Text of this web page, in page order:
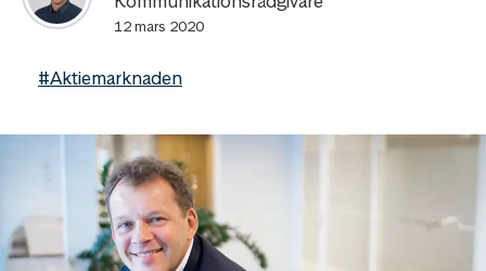
12 mars 2020
#Aktiemarknaden